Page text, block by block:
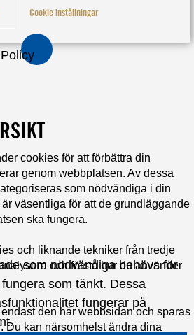
Cookie inställningar
cookies för att förbättra din
genom webbplatsen. Av dessa
som nödvändiga i din
väsentliga för att de grundläggande
ska fungera.
och liknande tekniker från tredje
och förstå hur du använder
den här webbsidan och sparas
Du kan närsomhelst ändra dina
som nödvändiga behövs för
som tänkt. Dessa
fungerar på